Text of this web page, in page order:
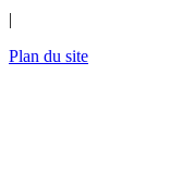
|
Plan du site